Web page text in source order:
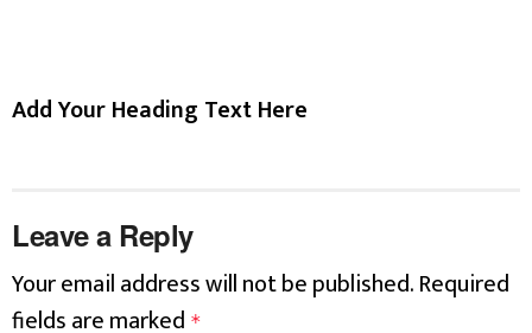
Add Your Heading Text Here
Leave a Reply
Your email address will not be published.Required
fields are marked *